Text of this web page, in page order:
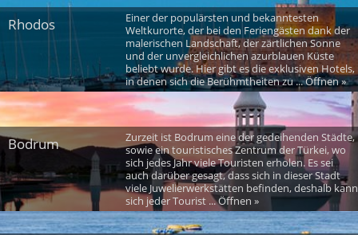
Rhodos
Einer der populärsten und bekanntesten
Weltkurorte, der bei den Feriengästen dank der
malerischen Landschaft, der zärtlichen Sonne
und der unvergleichlichen azurblauen Küste
beliebt wurde. Hier gibt es die exklusiven Hotels,
in denen sich die Berühmtheiten zu ... Öffnen »
Bodrum
Zurzeit ist Bodrum eine der gedeihenden Städte,
sowie ein touristisches Zentrum der Türkei, wo
sich jedes Jahr viele Touristen erholen. Es sei
auch darüber gesagt, dass sich in dieser Stadt
viele Juwelierwerkstätten befinden, deshalb kann
sich jeder Tourist ... Öffnen »